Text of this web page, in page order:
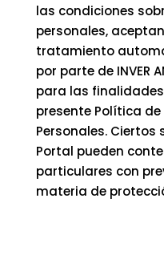
las condiciones
personales,
tratamiento
por parte de INVER
para las
presente Política
Personales. Ciertos
Portal pueden
particulares con
materia de